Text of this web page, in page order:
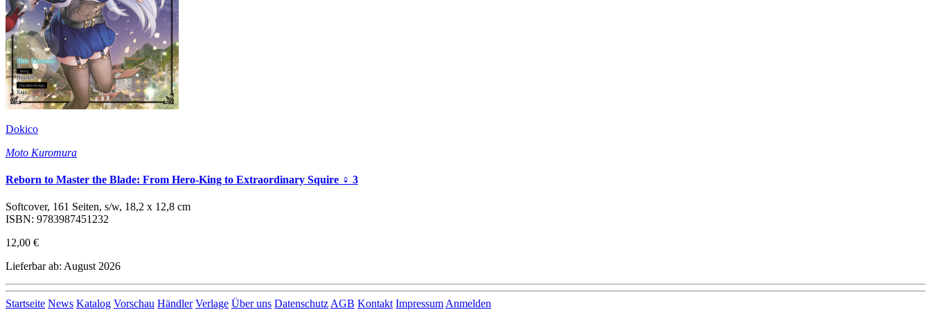
Dokico
Moto Kuromura
Reborn to Master the Blade: From Hero-King to Extraordinary Squire ♀ 3
Softcover, 161 Seiten, s/w, 18,2 x 12,8 cm
ISBN: 9783987451232
12,00 €
Lieferbar ab: August 2026
Startseite News Katalog Vorschau Händler Verlage Über uns Datenschutz AGB Kontakt Impressum Anmelden